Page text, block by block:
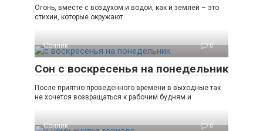
Огонь, вместе с воздухом и водой, как и землей – это
стихии, которые окружают
Сонник 0
Сон с воскресенья на понедельник
После приятно проведенного времени в выходные так
не хочется возвращаться к рабочим будням и
Сонник 0